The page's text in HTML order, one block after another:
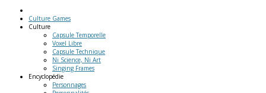
Culture Games
Culture
Capsule Temporelle
Voxel Libre
Capsule Technique
Ni Science, Ni Art
Singing Frames
Encyclopédie
Personnages